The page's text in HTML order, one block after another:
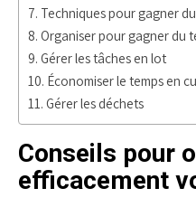
Techniques pour gagner
Organiser pour gagner du
Gérer les tâches en lot
Économiser le temps en
Gérer les déchets
Conseils pour
efficacement